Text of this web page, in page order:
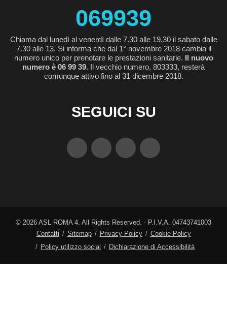
069939
Chiama dal lunedì al venerdì dalle 7.30 alle 19.30 il sabato dalle
7.30 alle 13. Si informa che dal 1° novembre 2018 cambia il
numero unico per prenotare le prestazioni sanitarie. Il nuovo
numero è 06 99 39. Il vecchio numero, 803333, resterà
comunque attivo fino al 31 dicembre 2018.
SEGUICI SU
© 2026 ASL ROMA 4. All Rights Reserved. - P.I.V.A. 04743741003
Contatti
Sitemap Privacy Policy
Cookie Policy
Policy utilizzo social
Dichiarazione di Accessibilità